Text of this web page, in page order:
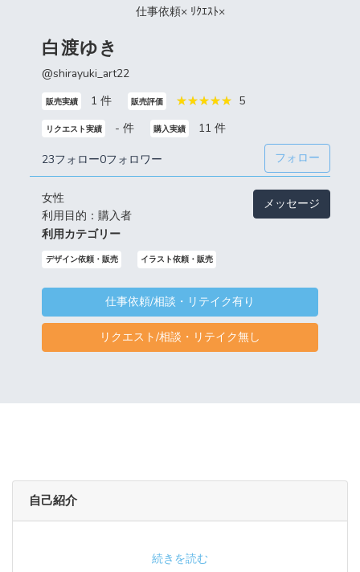
仕事依頼× ﾘｸｴｽﾄ×
白渡ゆき
@shirayuki_art22
販売実績 1 件 販売評価 5
リクエスト実績 - 件 購入実績 11 件
23フォロー0フォロワー フォロー
女性
利用目的：購入者
メッセージ
利用カテゴリー
デザイン依頼・販売 イラスト依頼・販売
仕事依頼/相談・リテイク有り
リクエスト/相談・リテイク無し
自己紹介
続きを読む